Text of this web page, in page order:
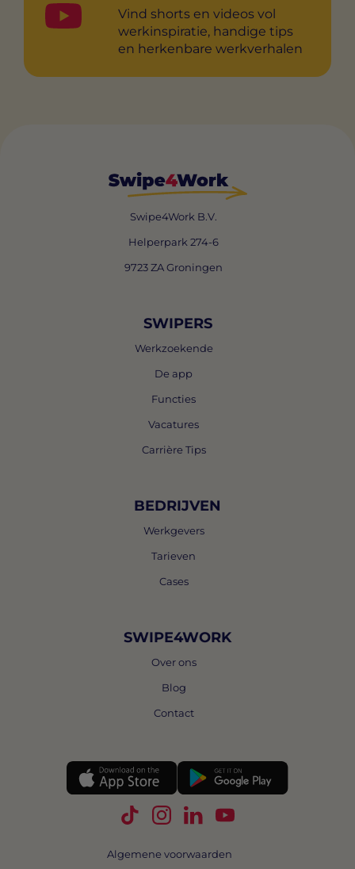
Vind shorts en videos vol
werkinspiratie, handige tips
en herkenbare werkverhalen
Swipe4Work B.V.
Helperpark 274-6
9723 ZA Groningen
SWIPERS
Werkzoekende
De app
Functies
Vacatures
Carrière Tips
BEDRIJVEN
Werkgevers
Tarieven
Cases
SWIPE4WORK
Over ons
Blog
Contact
Volg Swipe4Work op TikTok
Volg Swipe4Work op
Volg Swipe4Work op
Volg Swipe4Work
Algemene voorwaarden